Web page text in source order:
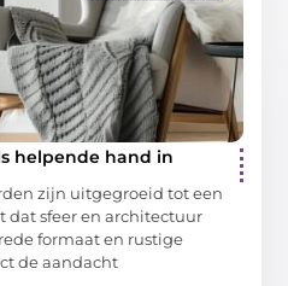
helpende hand in
zijn uitgegroeid tot een
sfeer en architectuur
formaat en rustige
de aandacht